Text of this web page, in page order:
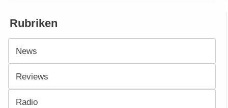
Rubriken
News
Reviews
Radio